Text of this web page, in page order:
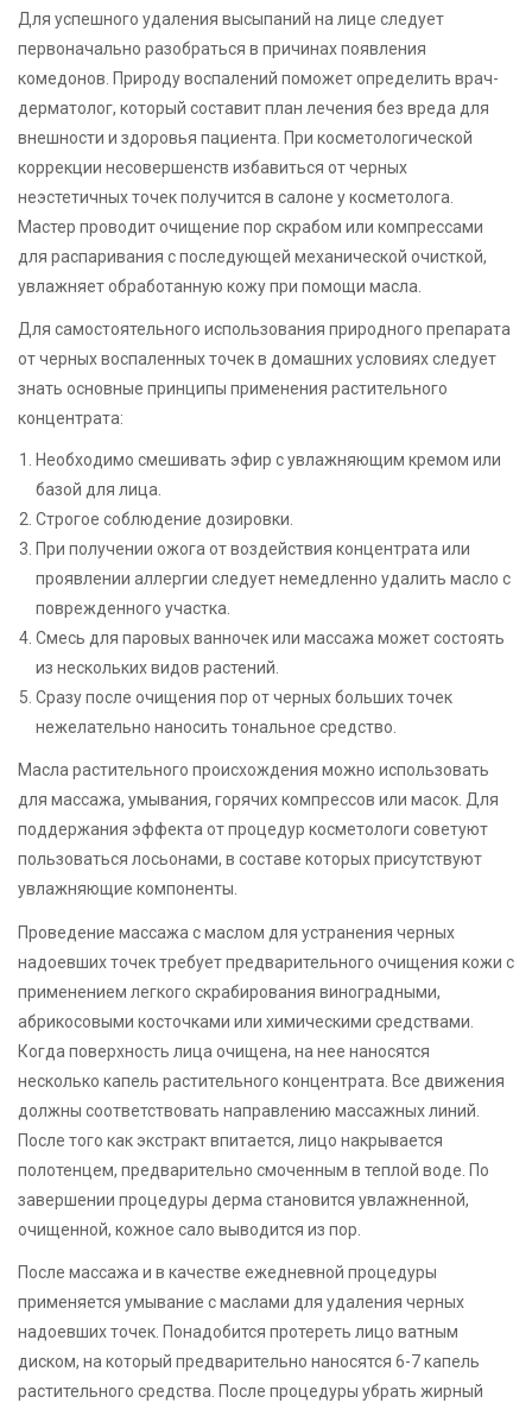
Для успешного удаления высыпаний на лице следует
первоначально разобраться в причинах появления
комедонов. Природу воспалений поможет определить врач-
дерматолог, который составит план лечения без вреда для
внешности и здоровья пациента. При косметологической
коррекции несовершенств избавиться от черных
неэстетичных точек получится в салоне у косметолога.
Мастер проводит очищение пор скрабом или компрессами
для распаривания с последующей механической очисткой,
увлажняет обработанную кожу при помощи масла.
Для самостоятельного использования природного препарата
от черных воспаленных точек в домашних условиях следует
знать основные принципы применения растительного
концентрата:
Необходимо смешивать эфир с увлажняющим кремом или
базой для лица.
Строгое соблюдение дозировки.
При получении ожога от воздействия концентрата или
проявлении аллергии следует немедленно удалить масло с
поврежденного участка.
Смесь для паровых ванночек или массажа может состоять
из нескольких видов растений.
Сразу после очищения пор от черных больших точек
нежелательно наносить тональное средство.
Масла растительного происхождения можно использовать
для массажа, умывания, горячих компрессов или масок. Для
поддержания эффекта от процедур косметологи советуют
пользоваться лосьонами, в составе которых присутствуют
увлажняющие компоненты.
Проведение массажа с маслом для устранения черных
надоевших точек требует предварительного очищения кожи с
применением легкого скрабирования виноградными,
абрикосовыми косточками или химическими средствами.
Когда поверхность лица очищена, на нее наносятся
несколько капель растительного концентрата. Все движения
должны соответствовать направлению массажных линий.
После того как экстракт впитается, лицо накрывается
полотенцем, предварительно смоченным в теплой воде. По
завершении процедуры дерма становится увлажненной,
очищенной, кожное сало выводится из пор.
После массажа и в качестве ежедневной процедуры
применяется умывание с маслами для удаления черных
надоевших точек. Понадобится протереть лицо ватным
диском, на который предварительно наносятся 6-7 капель
растительного средства. После процедуры убрать жирный